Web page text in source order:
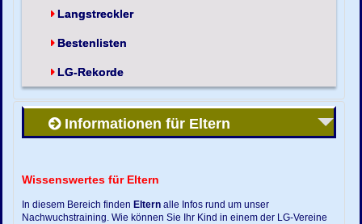
Langstreckler
Bestenlisten
LG-Rekorde
Informationen für Eltern
Wissenswertes für Eltern
In diesem Bereich finden Eltern alle Infos rund um unser
Nachwuchstraining. Wie können Sie Ihr Kind in einem der LG-Vereine